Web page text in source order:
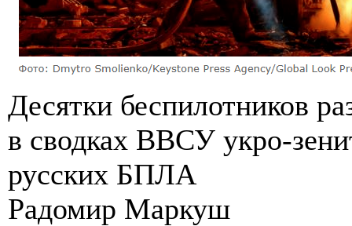
Десятки беспилотников
в сводках ВВСУ укро-
русских БПЛА
Радомир Маркуш